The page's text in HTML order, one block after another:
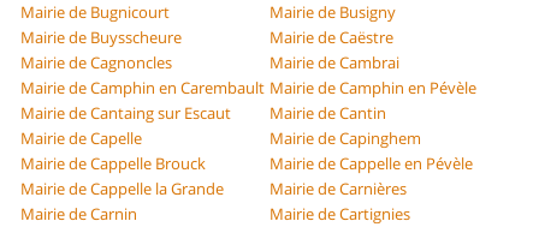
Mairie de Bugnicourt
Mairie de Busigny
Mairie de Buysscheure
Mairie de Caëstre
Mairie de Cagnoncles
Mairie de Cambrai
Mairie de Camphin en Carembault Mairie de Camphin en Pévèle
Mairie de Cantaing sur Escaut
Mairie de Cantin
Mairie de Capelle
Mairie de Capinghem
Mairie de Cappelle Brouck
Mairie de Cappelle en Pévèle
Mairie de Cappelle la Grande
Mairie de Carnières
Mairie de Carnin
Mairie de Cartignies